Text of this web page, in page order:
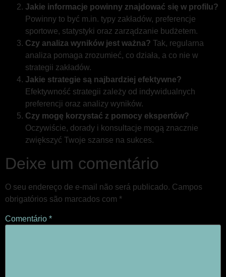
Jakie informacje powinny znajdować się w profilu?
Powinny to być m.in. typy zakładów, preferencje
sportowe, statystyki oraz zarządzanie budżetem.
Czy analiza wyników jest ważna? Tak, regularna
analiza pomaga zrozumieć, co działa, a co nie w
strategii zakładów.
Jakie strategie są najbardziej efektywne?
Efektywność strategii zależy od indywidualnych
preferencji oraz analizy wyników.
Czy mogę korzystać z pomocy ekspertów?
Oczywiście, dorady i konsultacje mogą znacznie
zwiększyć Twoje szanse na sukces.
Deixe um comentário
O seu endereço de e-mail não será publicado. Campos
obrigatórios são marcados com *
Comentário *